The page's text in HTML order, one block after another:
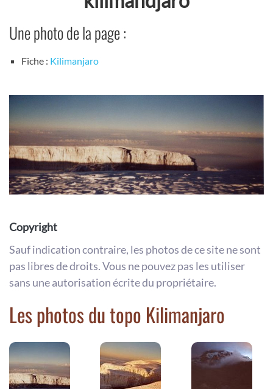
Une photo de la page :
Fiche : Kilimanjaro
Copyright
Sauf indication contraire, les photos de ce site ne sont
pas libres de droits. Vous ne pouvez pas les utiliser
sans une autorisation écrite du propriétaire.
Les photos du topo Kilimanjaro